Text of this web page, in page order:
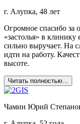
г. Алупка, 48 лет
Огромное спасибо за
«застолья» в
сильно выручает. На
идти на работу.
высоте.
Читать полностью...
Чамин Юрий